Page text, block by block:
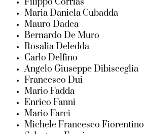
Maria Daniela Cubadda
Mauro Dadea
Bernardo De Muro
Rosalia Deledda
Carlo Delfino
Angelo Giuseppe Dibisceglia
Francesco Dui
Mario Fadda
Enrico Fanni
Mario Farci
Michele Francesco Fiorentino